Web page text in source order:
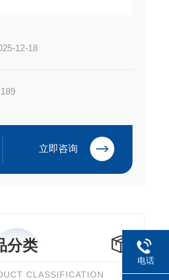
12-18
立即咨询
分类
CLASSIFICATION
电话